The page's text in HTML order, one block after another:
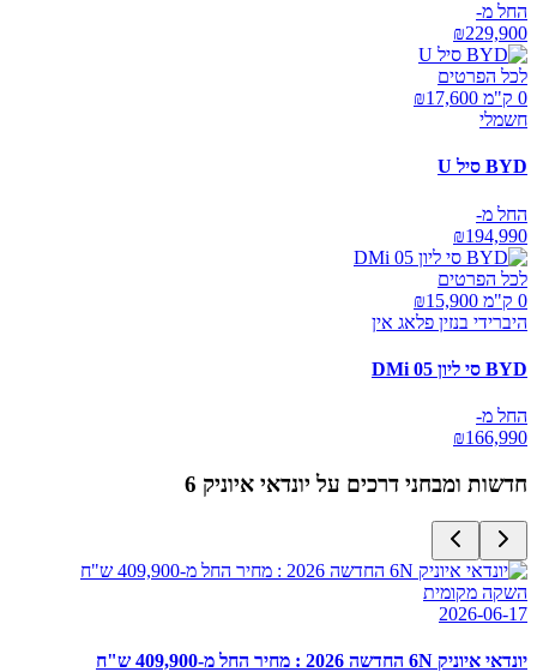
החל מ-
₪229,900
לכל הפרטים
0 ק"מ ₪
17,600
חשמלי
BYD סיל U
החל מ-
₪194,990
לכל הפרטים
0 ק"מ ₪
15,900
היברידי בנזין פלאג אין
BYD סי ליון 05 DMi
החל מ-
₪166,990
חדשות ומבחני דרכים על יונדאי איוניק 6
השקה מקומית
2026-06-17
יונדאי איוניק 6N החדשה 2026 : מחיר החל מ-409,900 ש"ח